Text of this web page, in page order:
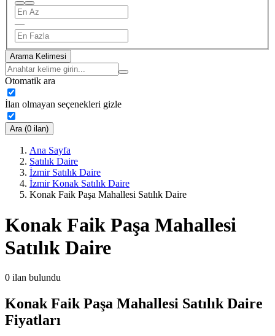
—
Arama Kelimesi
Otomatik ara
İlan olmayan seçenekleri gizle
Ara (0 ilan)
Ana Sayfa
Satılık Daire
İzmir Satılık Daire
İzmir Konak Satılık Daire
Konak Faik Paşa Mahallesi Satılık Daire
Konak Faik Paşa Mahallesi
Satılık Daire
0 ilan bulundu
Konak Faik Paşa Mahallesi Satılık Daire
Fiyatları